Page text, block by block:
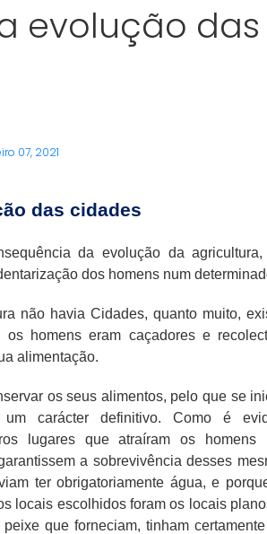
evolução das
07, 2021
das cidades
da evolução da agricultura,
dos homens num
não havia Cidades, quanto muito,
homens eram caçadores e
alimentação.
os seus alimentos, pelo que se
um carácter definitivo. Como é
lugares que atraíram os homens
a sobrevivência desses
ter obrigatoriamente água, e
locais escolhidos foram os locais
que forneciam, tinham